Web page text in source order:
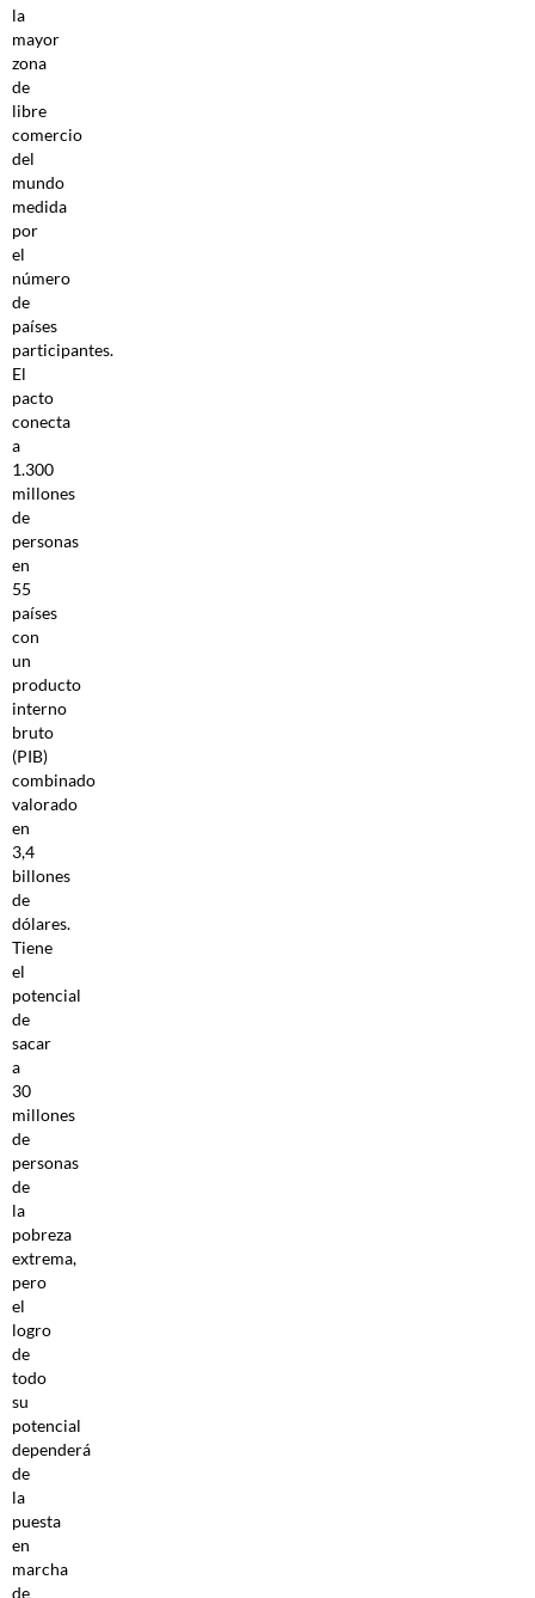
la
mayor
zona
de
libre
comercio
del
mundo
medida
por
el
número
de
países
participantes.
El
pacto
conecta
a
1.300
millones
de
personas
en
55
países
con
un
producto
interno
bruto
(PIB)
combinado
valorado
en
3,4
billones
de
dólares.
Tiene
el
potencial
de
sacar
a
30
millones
de
personas
de
la
pobreza
extrema,
pero
el
logro
de
todo
su
potencial
dependerá
de
la
puesta
en
marcha
de